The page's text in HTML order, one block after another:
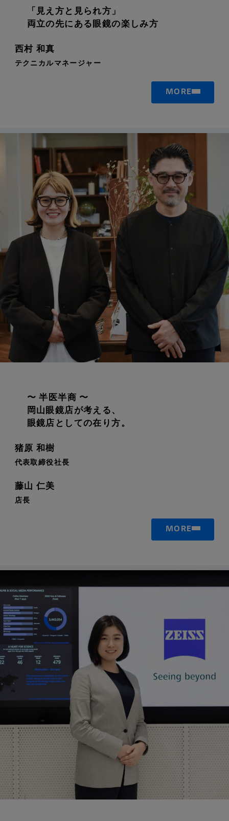
ZEISS PEOPLEとは
記事一覧
お知らせ
Facts 良いメガネの秘密
販売店一覧
ZEISS ビジョンセンター
ZEISS ビジョンエキスパート
その他の全国の取扱店舗一覧
お問い合わせ
「見え方と見られ方」
両立の先にある眼鏡の楽しみ方
西村 和真
テクニカルマネージャー
MORE
〜 半医半商 〜
岡山眼鏡店が考える、
眼鏡店としての在り方。
猪原 和樹
代表取締役社長
藤山 仁美
店長
MORE